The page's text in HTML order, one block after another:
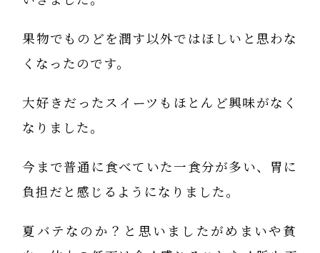
果物でものどを潤す以外ではほしいと思わな
くなったのです。
大好きだったスイーツもほとんど興味がなく
なりました。
今まで普通に食べていた一食分が多い、胃に
負担だと感じるようになりました。
夏バテなのか？と思いましたがめまいや貧